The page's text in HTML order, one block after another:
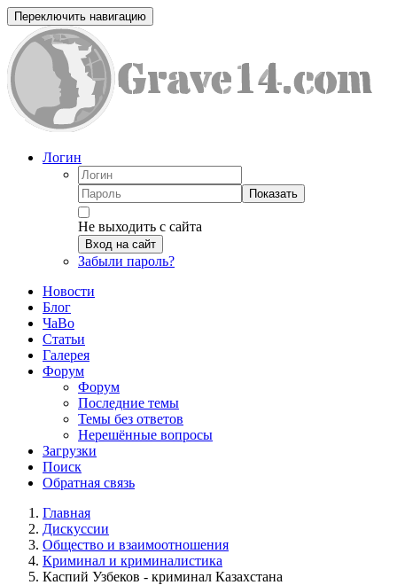
Переключить навигацию
Логин
Показать
Не выходить с сайта
Вход на сайт
Забыли пароль?
Новости
Блог
ЧаВо
Статьи
Галерея
Форум
Форум
Последние темы
Темы без ответов
Нерешённые вопросы
Загрузки
Поиск
Обратная связь
Главная
Дискуссии
Общество и взаимоотношения
Криминал и криминалистика
Каспий Узбеков - криминал Казахстана